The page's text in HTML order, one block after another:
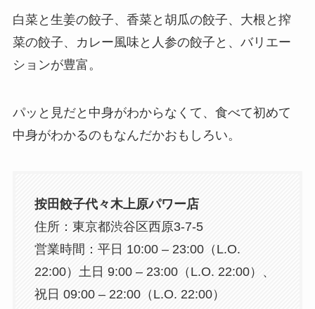
白菜と生姜の餃子、香菜と胡瓜の餃子、大根と搾
菜の餃子、カレー風味と人参の餃子と、バリエー
ションが豊富。
パッと見だと中身がわからなくて、食べて初めて
中身がわかるのもなんだかおもしろい。
按田餃子代々木上原パワー店
住所：東京都渋谷区西原3-7-5
営業時間：平日 10:00 – 23:00（L.O.
22:00）土日 9:00 – 23:00（L.O. 22:00）、
祝日 09:00 – 22:00（L.O. 22:00）